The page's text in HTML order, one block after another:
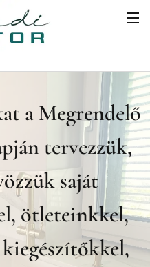
a Megrendelő
tervezzük,
saját
ötleteinkkel,